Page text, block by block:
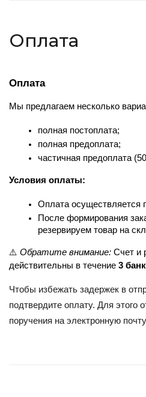
Оплата
Оплата
Мы предлагаем несколько
полная постоплата;
полная предоплата;
частичная предоплата
Условия оплаты:
Оплата осуществляется
После формирования
резервируем товар на
⚠️ Обратите внимание: Счет и
действительны в течение 3
Чтобы избежать задержек в
подтвердите оплату. Для этого
поручения на электронную почту